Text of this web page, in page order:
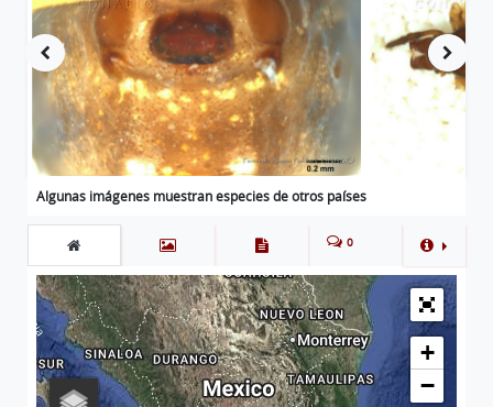
Algunas imágenes muestran especies de otros países
0
+
−